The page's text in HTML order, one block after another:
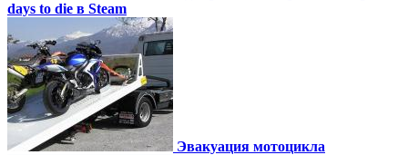
days to die в Steam
Эвакуация мотоцикла